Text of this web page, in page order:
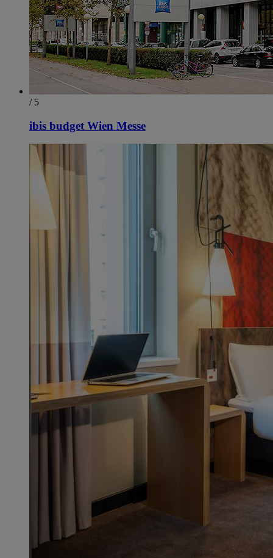
/ 5
ibis budget Wien Messe